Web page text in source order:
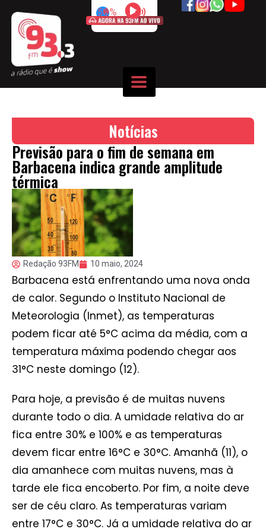
50%
Notícias
Previsão para o fim de semana em
Barbacena indica grande amplitude
térmica
Redação 93FM 10 maio, 2024
Barbacena está enfrentando uma nova onda
de calor. Segundo o Instituto Nacional de
Meteorologia (Inmet), as temperaturas
podem ficar até 5°C acima da média, com a
temperatura máxima podendo chegar aos
31°C neste domingo (12).
Para hoje, a previsão é de muitas nuvens
durante todo o dia. A umidade relativa do ar
fica entre 30% e 100% e as temperaturas
devem ficar entre 16°C e 30°C. Amanhã (11), o
dia amanhece com muitas nuvens, mas à
tarde ele fica encoberto. Por fim, a noite deve
ser de céu claro. As temperaturas variam
entre 17°C e 30°C. Já a umidade relativa do ar